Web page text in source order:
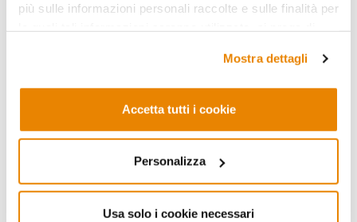
più sulle informazioni personali raccolte e sulle finalità per
Mostra dettagli
Accetta tutti i cookie
Personalizza
Usa solo i cookie necessari